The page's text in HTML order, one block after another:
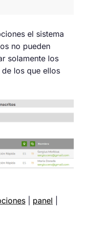
el sistema
no pueden
solamente los
los que ellos
panel